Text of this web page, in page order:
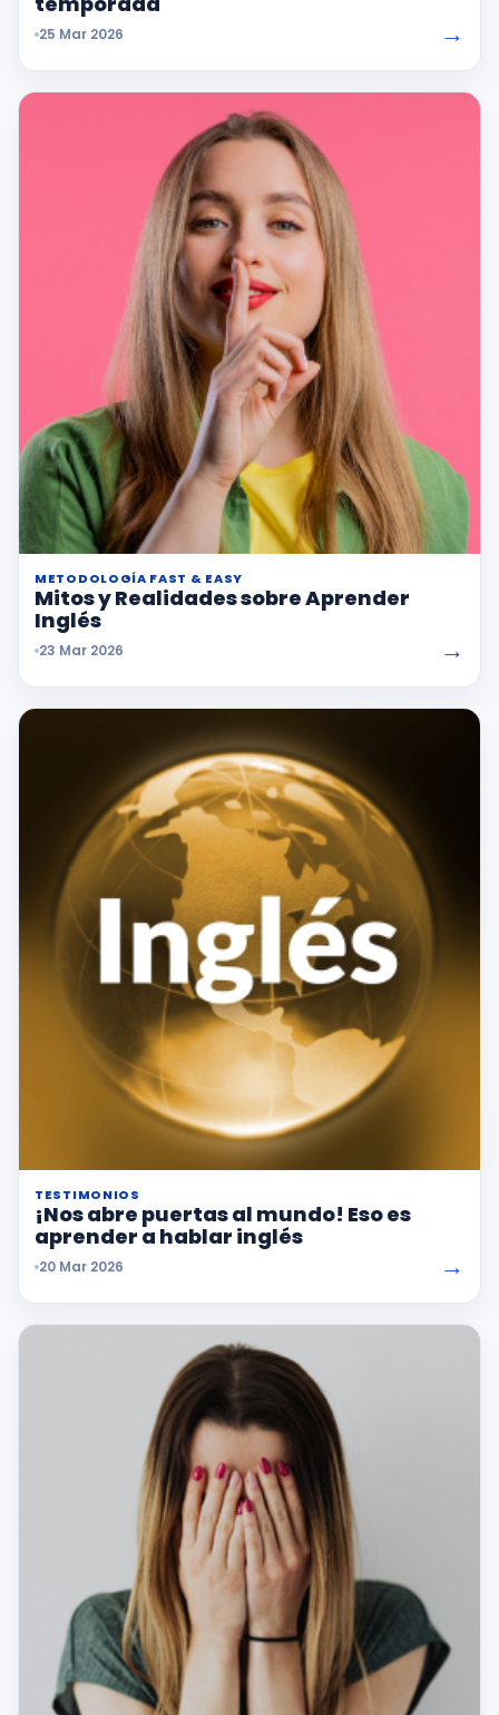
25 Mar 2026 →
METODOLOGÍA FAST & EASY
Mitos y Realidades sobre Aprender
Inglés
23 Mar 2026 →
TESTIMONIOS
¡Nos abre puertas al mundo! Eso es
aprender a hablar inglés
20 Mar 2026 →